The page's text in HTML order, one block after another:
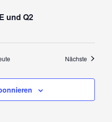
und Q2
Nächste